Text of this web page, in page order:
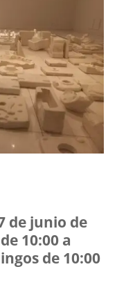
de junio de
10:00 a
de 10:00